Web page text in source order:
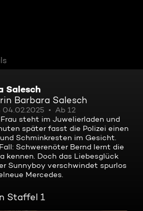
Salesch
Barbara Salesch
04.02.2025
Ab 12
steht im Juwelierladen und
später fasst die Polizei einen
Schminkresten im Gesicht.
Schwerenöter Bernd lernt die
kennen. Doch das Liebesglück
Sunnyboy verschwindet spurlos
Mercedes.
Staffel 1